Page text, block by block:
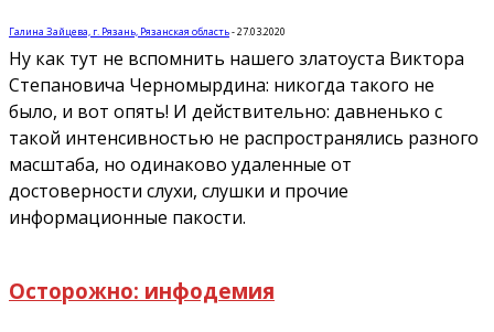
Галина Зайцева, г. Рязань, Рязанская область-27.03.2020
Ну как тут не вспомнить нашего златоуста Виктора
Степановича Черномырдина: никогда такого не
было, и вот опять! И действительно: давненько с
такой интенсивностью не распространялись разного
масштаба, но одинаково удаленные от
достоверности слухи, слушки и прочие
информационные пакости.
Осторожно: инфодемия